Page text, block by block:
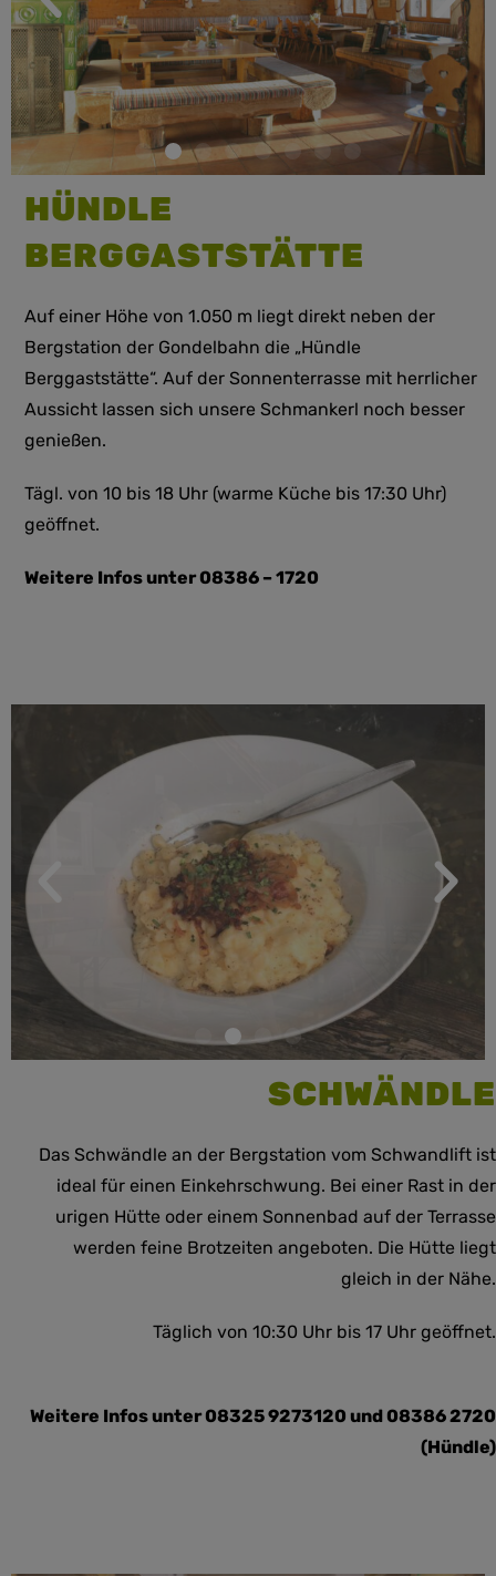
HÜNDLE
BERGGASTSTÄTTE
Auf einer Höhe von 1.050 m liegt direkt neben der
Bergstation der Gondelbahn die „Hündle
Berggaststätte“. Auf der Sonnenterrasse mit herrlicher
Aussicht lassen sich unsere Schmankerl noch besser
genießen.
Tägl. von 10 bis 18 Uhr (warme Küche bis 17:30 Uhr)
geöffnet.
Weitere Infos unter 08386 – 1720
SCHWÄNDLE
Das Schwändle an der Bergstation vom Schwandlift ist
ideal für einen Einkehrschwung. Bei einer Rast in der
urigen Hütte oder einem Sonnenbad auf der Terrasse
werden feine Brotzeiten angeboten. Die Hütte liegt
gleich in der Nähe.
Täglich von 10:30 Uhr bis 17 Uhr geöffnet.
Weitere Infos unter 08325 9273120 und 08386 2720
(Hündle)